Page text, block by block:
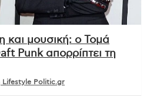
και μουσική: ο Τομά
Punk απορρίπτει τη
Lifestyle Politic.gr